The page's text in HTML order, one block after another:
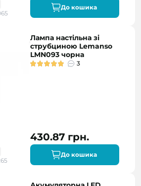
До кошика
Лампа настільна зі
струбциною Lemanso
LMN093 чорна
3
430.87 грн.
До кошика